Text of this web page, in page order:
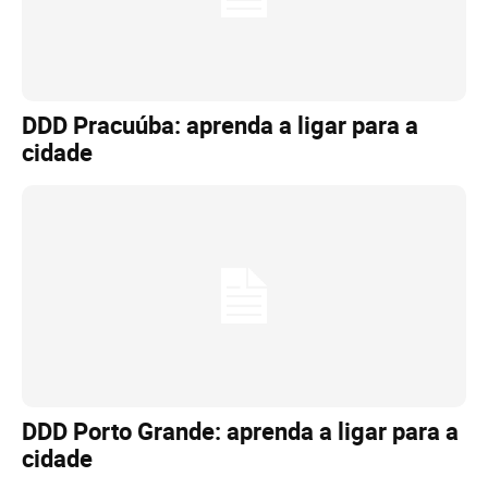
DDD Pracuúba: aprenda a ligar para a
cidade
DDD Porto Grande: aprenda a ligar para a
cidade